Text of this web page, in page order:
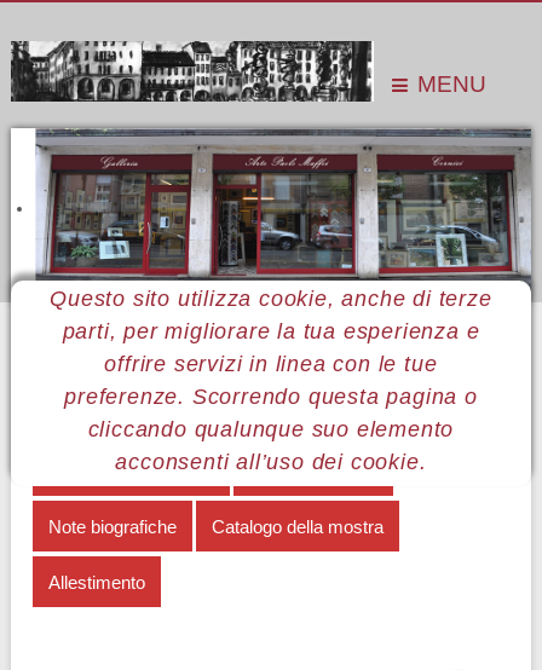
MENU
Questo sito utilizza cookie, anche di terze
parti, per migliorare la tua esperienza e
offrire servizi in linea con le tue
preferenze. Scorrendo questa pagina o
cliccando qualunque suo elemento
acconsenti all’uso dei cookie.
Sei qui: Home Le mostre Mostre 2016
Rita Vitaloni
Il colore degli sfrattati
MENÙ RITA VITALONI
Il colore degli sfrattati Opere in mostra
Note biografiche Catalogo della mostra
Allestimento